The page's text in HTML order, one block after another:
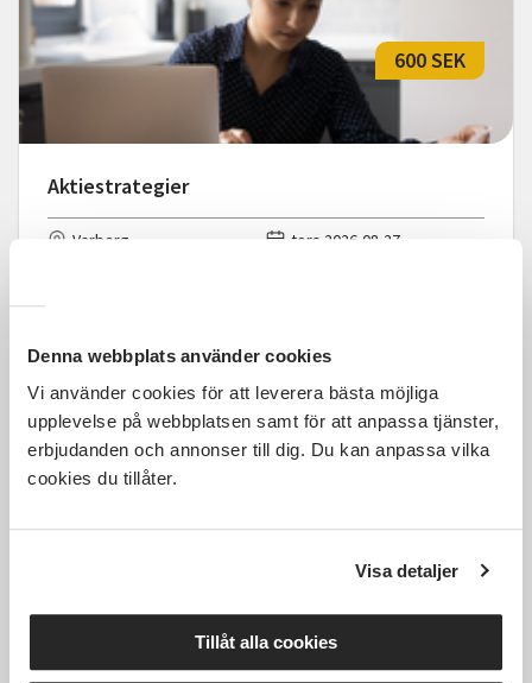
Denna webbplats använder cookies
Vi använder cookies för att leverera bästa möjliga
upplevelse på webbplatsen samt för att anpassa tjänster,
erbjudanden och annonser till dig. Du kan anpassa vilka
cookies du tillåter.
Visa detaljer
Tillåt alla cookies
Aktiestrategier
600 SEK
Varberg
tors 2026-08-27
Grundkurs i aktiekunskap,